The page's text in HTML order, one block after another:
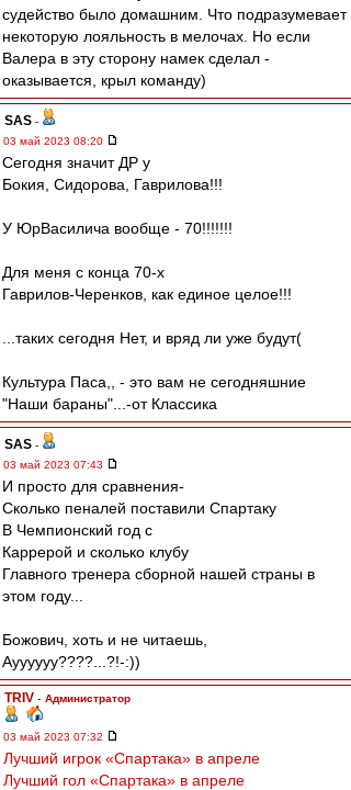
судейство было домашним. Что подразумевает
некоторую лояльность в мелочах. Но если
Валера в эту сторону намек сделал -
оказывается, крыл команду)
SAS -
03 май 2023 08:20
Сегодня значит ДР у
Бокия, Сидорова, Гаврилова!!!
У ЮрВасилича вообще - 70!!!!!!!
Для меня с конца 70-х
Гаврилов-Черенков, как единое целое!!!
...таких сегодня Нет, и вряд ли уже будут(
Культура Паса,, - это вам не сегодняшние
"Наши бараны"...-от Классика
SAS -
03 май 2023 07:43
И просто для сравнения-
Сколько пеналей поставили Спартаку
В Чемпионский год с
Каррерой и сколько клубу
Главного тренера сборной нашей страны в
этом году...
Божович, хоть и не читаешь,
Ауууууу????...?!-:))
TRIV - Администратор
03 май 2023 07:32
Лучший игрок «Спартака» в апреле
Лучший гол «Спартака» в апреле